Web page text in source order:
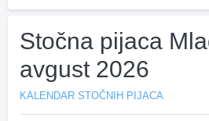
Stočna pijaca
avgust 2026
KALENDAR STOČNIH PIJACA